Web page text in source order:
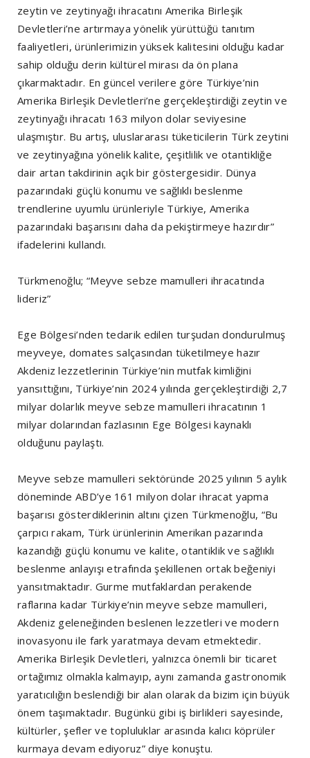
zeytin ve zeytinyağı ihracatını Amerika Birleşik
Devletleri’ne artırmaya yönelik yürüttüğü tanıtım
faaliyetleri, ürünlerimizin yüksek kalitesini olduğu kadar
sahip olduğu derin kültürel mirası da ön plana
çıkarmaktadır. En güncel verilere göre Türkiye’nin
Amerika Birleşik Devletleri’ne gerçekleştirdiği zeytin ve
zeytinyağı ihracatı 163 milyon dolar seviyesine
ulaşmıştır. Bu artış, uluslararası tüketicilerin Türk zeytini
ve zeytinyağına yönelik kalite, çeşitlilik ve otantikliğe
dair artan takdirinin açık bir göstergesidir. Dünya
pazarındaki güçlü konumu ve sağlıklı beslenme
trendlerine uyumlu ürünleriyle Türkiye, Amerika
pazarındaki başarısını daha da pekiştirmeye hazırdır”
ifadelerini kullandı.
Türkmenoğlu; “Meyve sebze mamulleri ihracatında
lideriz”
Ege Bölgesi’nden tedarik edilen turşudan dondurulmuş
meyveye, domates salçasından tüketilmeye hazır
Akdeniz lezzetlerinin Türkiye’nin mutfak kimliğini
yansıttığını, Türkiye’nin 2024 yılında gerçekleştirdiği 2,7
milyar dolarlık meyve sebze mamulleri ihracatının 1
milyar dolarından fazlasının Ege Bölgesi kaynaklı
olduğunu paylaştı.
Meyve sebze mamulleri sektöründe 2025 yılının 5 aylık
döneminde ABD’ye 161 milyon dolar ihracat yapma
başarısı gösterdiklerinin altını çizen Türkmenoğlu, “Bu
çarpıcı rakam, Türk ürünlerinin Amerikan pazarında
kazandığı güçlü konumu ve kalite, otantiklik ve sağlıklı
beslenme anlayışı etrafında şekillenen ortak beğeniyi
yansıtmaktadır. Gurme mutfaklardan perakende
raflarına kadar Türkiye’nin meyve sebze mamulleri,
Akdeniz geleneğinden beslenen lezzetleri ve modern
inovasyonu ile fark yaratmaya devam etmektedir.
Amerika Birleşik Devletleri, yalnızca önemli bir ticaret
ortağımız olmakla kalmayıp, aynı zamanda gastronomik
yaratıcılığın beslendiği bir alan olarak da bizim için büyük
önem taşımaktadır. Bugünkü gibi iş birlikleri sayesinde,
kültürler, şefler ve topluluklar arasında kalıcı köprüler
kurmaya devam ediyoruz” diye konuştu.